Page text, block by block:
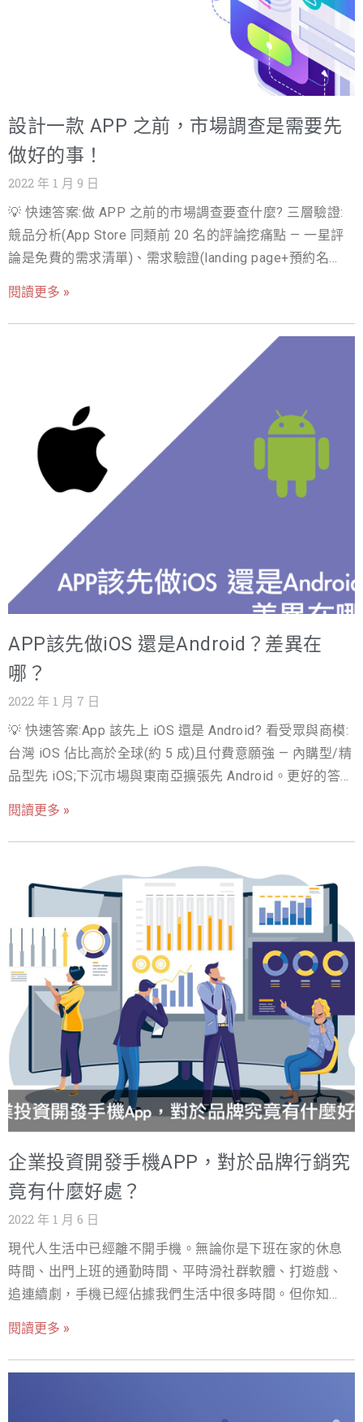
成在不同裝置上體驗不佳，甚至是要開啟電腦才找得到自
己想要的商品，倘若消費者若手邊沒有電腦，可能就會放
棄繼續搜尋商品，轉而去其他有好用App的平台不是嗎? 這
樣一來一往市場版圖就移動了，也因此特別設置購物型App
購物App與網頁的差異? 雖然說現在的網頁都有
RWD(Responsive Web Design)響應式網頁設計，可以儘
手機瀏覽器上的官網下單，並不會因此讓消費者買不到才
對，所以這裡強調兩者間最大的差異： App具有主動推播
功能： 只有手機App才能夠推播做主動的行銷，這是一個
極為強大的接觸點，只要消費者對品牌有信賴感願意收到
手機購物App的通知，就可以用最有效益的方式透過App推
是活動訊息、優惠折扣或新品推出，所有的行銷活動效益
都可以最大化，因此光是推播功能的運用，就是手機App勝
出的一大關鍵。 RWD上的侷限： 雖然說網頁有RWD可以
符合手機頁面操作，但若是我們常常用手機滑網頁，會發
現其實很多網站在視覺上還是沒這麼舒適，常常圖文會縮
得太小，密密麻麻看不清楚，整體的品牌美觀會打折扣，
而且往往因為一個網站的排版為了符合RWD，只能選擇一
種做最佳化的設計，另一個就不得不變得太大或太小，或
是想要滿足兩邊的需求，反而造成兩種都不是這麼美觀；
另外值得注意特別是
設計一款 APP 之前，市場調查是需要先
做好的事！
2022 年 1 月 9 日
💡 快速答案:做 APP 之前的市場調查要查什麼? 三層驗證:
競品分析(App Store 同類前 20 名的評論挖痛點 — 一星評
論是免費的需求清單)、需求驗證(landing page+預約名單,
花兩週市調,能省下做錯方向的百萬開發費。 常見問題 FAQ
沒有預算做正式市調怎麼辦? 零成本三招:爬競品評論(痛點
金礦)、社團/論壇潛水看抱怨、做一頁式假門測試(描述產
品收預約)。100 個真實意向勝過 1000 份問卷。 競品沒有
人做,是機會還是坑? 先假設是坑:多半代表需求不存在或商
業模式不成立。找「鄰近市場有人做成」的證據再進場。
市調結果多少算過關? 常用門檻:landing page 轉換(留
email)>15%、訪談 10 人有 6 人願付費、預購轉化 >3%。
低於此回頭改定位,別急著開發。 延伸閱讀與相關服務 APP
開發公司挑選與費用 B2B 與 B2C APP 差異 網頁設計與
App 開發服務 關於戰國策集團(NSS Group)成立於 2000
年、總部位於台北的一站式網路服務公司,提供網頁設計、
虛擬主機、雲端代管、GPU 主機(NVIDIA H100)、SEO / AI
SEO、口碑行銷與 AI 導入服務。26 年來服務超過 30,000
0800-003-191|LINE @119m|www.nss.com.tw
閱讀更多 »
APP該先做iOS 還是Android？差異在
哪？
2022 年 1 月 7 日
💡 快速答案:App 該先上 iOS 還是 Android? 看受眾與商模:
台灣 iOS 佔比高於全球(約 5 成)且付費意願強 — 內購型/精
品型先 iOS;下沉市場與東南亞擴張先 Android。更好的答案
省 30-40%,90% 的商業 App 適用。 製作APP是切入龐大市
場的最佳工具 行動裝置是現在強勢主流，僅僅在2020年這
一年之中，全球手機APP下載量就達到2180億次，這麼驚
人的市場還正在持續成長中，不僅因為手機在全球的普及
率越來越高，可以使用行動支付取代錢包，還有4G網路要
轉到5G網路這件事，讓大家更依賴行動裝置完成生活大小
事，都讓各大主流品牌、想數位轉型的傳統產業或是新創
公司都趨之若鶩，想在這持續壯大的版圖中分一杯羹，然
而當我們已經決定要建構屬於自己的APP時，第一個會需
要思考的問題就是：APP該先做iOS系統還是Android系
統？ iOS系統與Andriod系統的基本認識 雖然平常看到不管
是iPhone手機還是Android手機的畫面上，都是那方型一格
一格的APP應用程式，但在不同的系統上所寫的程式卻完
全是由不同的程式碼所組成，iOS系統的編寫程式是
常一樣的APP要兩邊系統上都可以下載使用，就需要寫兩
套程式，需要不同的工程師來編寫，等同於是兩倍的成
網頁叫出來，利用響應式(RWD)網頁去符合各種行動裝置的
大小，這樣就很容易在兩種系統中相容，只是一來這種方
式會讓程式變得笨重不流暢，二來是使用起來的介面還是
會沒有原生APP的體驗好。因此大部分品牌在建構APP
時，會各自依不同系統分別開發，因此接下來要細部分析
閱讀更多 »
企業投資開發手機APP，對於品牌行銷究
竟有什麼好處？
2022 年 1 月 6 日
現代人生活中已經離不開手機。無論你是下班在家的休息
時間、出門上班的通勤時間、平時滑社群軟體、打遊戲、
追連續劇，手機已經佔據我們生活中很多時間。但你知道
作，也就是使用企業所開發製作App。 開發手機App可以做
閱讀更多 »